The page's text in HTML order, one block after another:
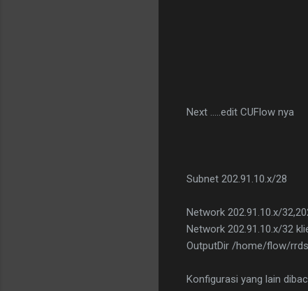
Next .....edit CUFlow nya
Subnet 202.91.10.x/28
Network 202.91.10.x/
Network 202.91.10.x/32
OutputDir /home/flow/
Konfigurasi yang lain